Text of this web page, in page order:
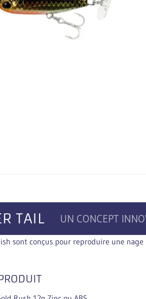
TAIL UN CONCEPT
sont conçus pour reproduire une